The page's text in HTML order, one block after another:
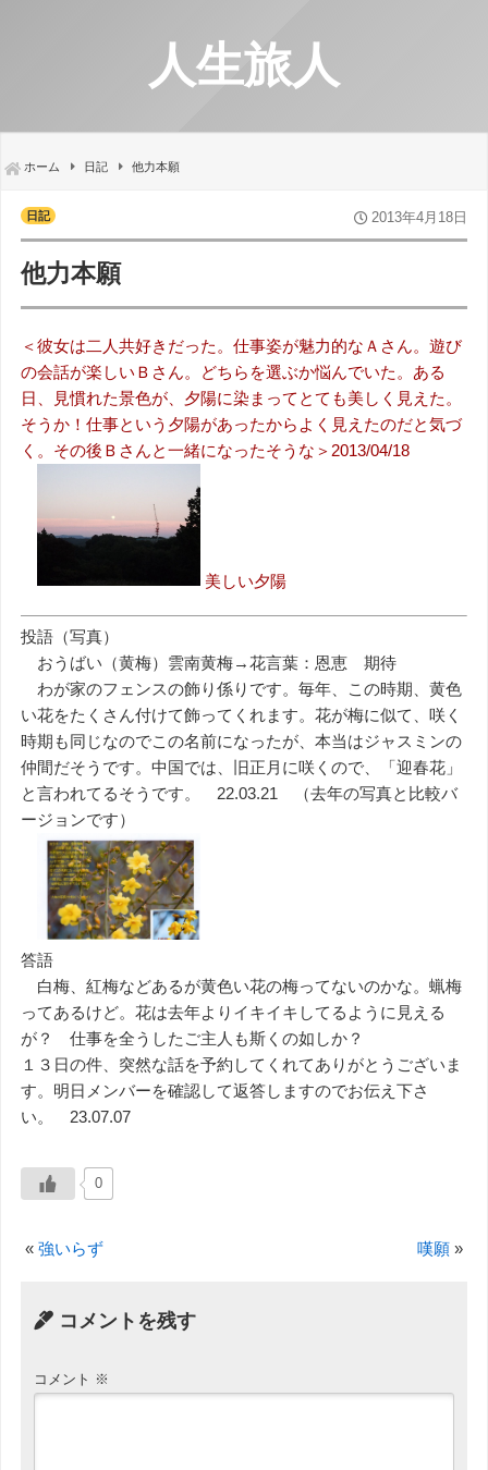
人生旅人
ホーム 日記 他力本願
日記 2013年4月18日
他力本願
＜彼女は二人共好きだった。仕事姿が魅力的なＡさん。遊び
の会話が楽しいＢさん。どちらを選ぶか悩んでいた。ある
日、見慣れた景色が、夕陽に染まってとても美しく見えた。
そうか！仕事という夕陽があったからよく見えたのだと気づ
く。その後Ｂさんと一緒になったそうな＞2013/04/18
美しい夕陽
投語（写真）
おうばい（黄梅）雲南黄梅→花言葉：恩恵 期待
わが家のフェンスの飾り係りです。毎年、この時期、黄色
い花をたくさん付けて飾ってくれます。花が梅に似て、咲く
時期も同じなのでこの名前になったが、本当はジャスミンの
仲間だそうです。中国では、旧正月に咲くので、「迎春花」
と言われてるそうです。 22.03.21 （去年の写真と比較バ
ージョンです）
答語
白梅、紅梅などあるが黄色い花の梅ってないのかな。蝋梅
ってあるけど。花は去年よりイキイキしてるように見える
が？ 仕事を全うしたご主人も斯くの如しか？
１３日の件、突然な話を予約してくれてありがとうございま
す。明日メンバーを確認して返答しますのでお伝え下さ
い。 23.07.07
0
« 強いらず 嘆願 »
コメントを残す
コメント ※